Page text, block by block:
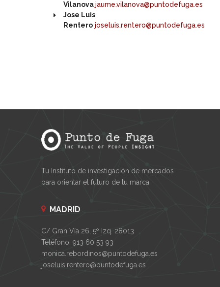
Vilanova jaume.vilanova@puntodefuga.es
Jose Luis
Rentero joseluis.rentero@puntodefuga.es
Tu Instituto de investigación de mercados
para orientar el futuro de tu marca.
MADRID
C/ Gran Vía 26, 5º Izq. 28013
Teléfono: 913 60 53 93
monica.rebordinos@puntodefuga.es
joseluis.rentero@puntodefuga.es